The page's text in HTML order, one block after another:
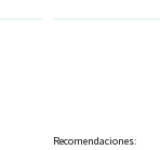
Recomendaciones: